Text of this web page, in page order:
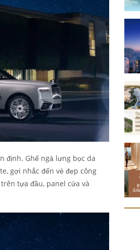
định. Ghế ngả lưng bọc da
gợi nhắc đến vẻ đẹp công
tựa đầu, panel cửa và